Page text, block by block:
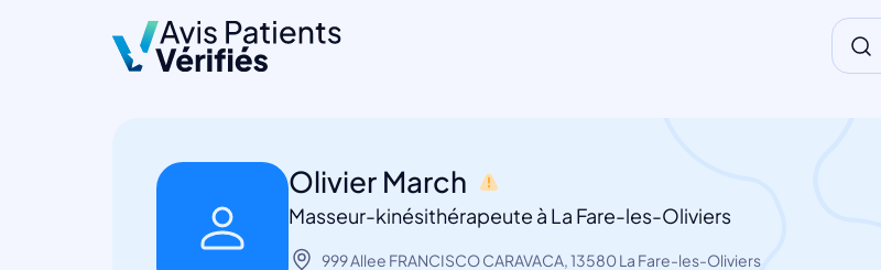
Olivier March
Masseur-kinésithérapeute à La Fare-les-Oliviers
999 Allee FRANCISCO CARAVACA, 13580 La Fare-les-Oliviers